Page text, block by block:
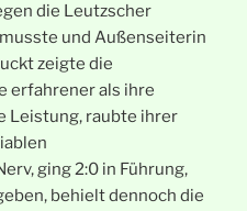
die Leutzscher
und Außenseiterin
zeigte die
erfahrener als ihre
Leistung, raubte ihrer
ging 2:0 in Führung,
behielt dennoch die